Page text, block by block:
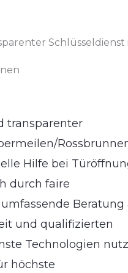
Schlüsseldienst
transparenter
Hilfe bei
durch faire
Beratung
und qualifizierten
Technologien
höchste